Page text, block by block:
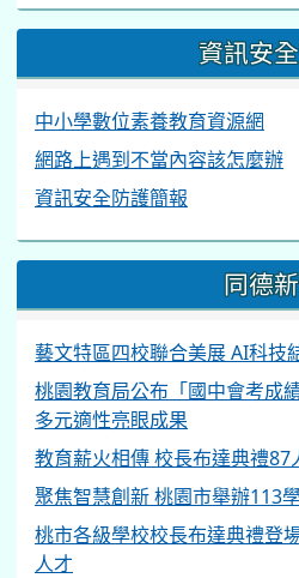
資訊安
中小學數位素養教育資源網
網路上遇到不當內容該怎麼辦
資訊安全防護簡報
同德
藝文特區四校聯合美展 AI科技
桃園教育局公布「國中會考成
多元適性亮眼成果
教育薪火相傳 校長布達典禮87
聚焦智慧創新 桃園市舉辦113
桃市各級學校校長布達典禮登
人才